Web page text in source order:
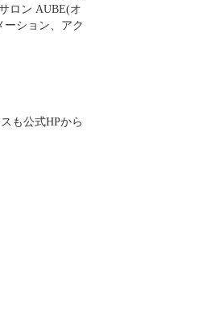
ロン AUBE(オ
ーション、アク
も公式HPから